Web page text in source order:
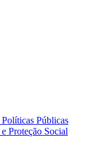
Públicas
Proteção Social